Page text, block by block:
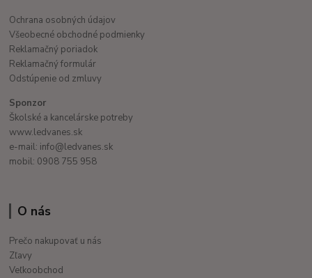
Ochrana osobných údajov
Všeobecné obchodné podmienky
Reklamačný poriadok
Reklamačný formulár
Odstúpenie od zmluvy
Sponzor
Školské a kancelárske potreby
www.ledvanes.sk
e-mail: info@ledvanes.sk
mobil: 0908 755 958
O nás
Prečo nakupovať u nás
Zľavy
Veľkoobchod